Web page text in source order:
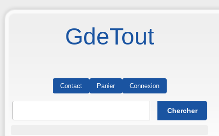
GdeTout
Contact Panier Connexion